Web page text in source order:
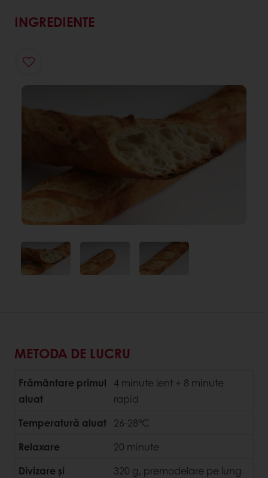
INGREDIENTE
METODA DE LUCRU
Frământare primul
aluat
4 minute lent + 8 minute
rapid
Temperatură aluat 26-28°C
Relaxare
20 minute
Divizare și
320 g, premodelare pe lung